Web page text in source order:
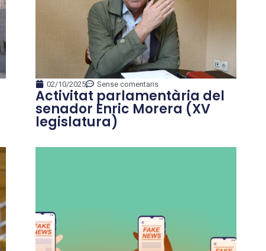
02/10/2025 Sense comentaris
Activitat parlamentària del
senador Enric Morera (XV
legislatura)